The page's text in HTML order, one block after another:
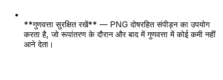
**गुणवत्ता सुरक्षित रखें** — PNG दोषरहित संपीड़न का उपयोग
करता है, जो रूपांतरण के दौरान और बाद में गुणवत्ता में कोई कमी नहीं
आने देता।